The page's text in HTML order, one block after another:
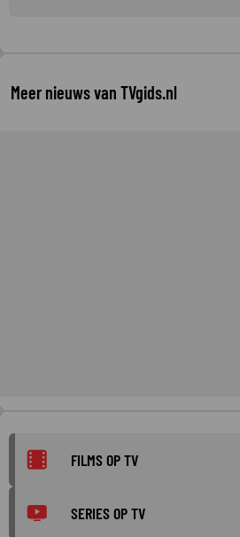
Meer nieuws van TVgids.nl
FILMS OP TV
SERIES OP TV